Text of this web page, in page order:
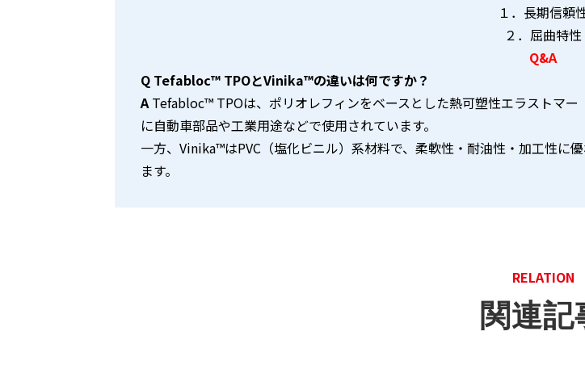
１．長期信頼
２．屈曲特性
Q&A
Q Tefabloc™ TPOとVinika™の違いは何ですか？
A Tefabloc™ TPOは、ポリオレフィンをベースとした熱可塑性エラストマ
に自動車部品や工業用途などで使用されています。
一方、Vinika™はPVC（塩化ビニル）系材料で、柔軟性・耐油性・加工性に
ます。
RELATION
関連記